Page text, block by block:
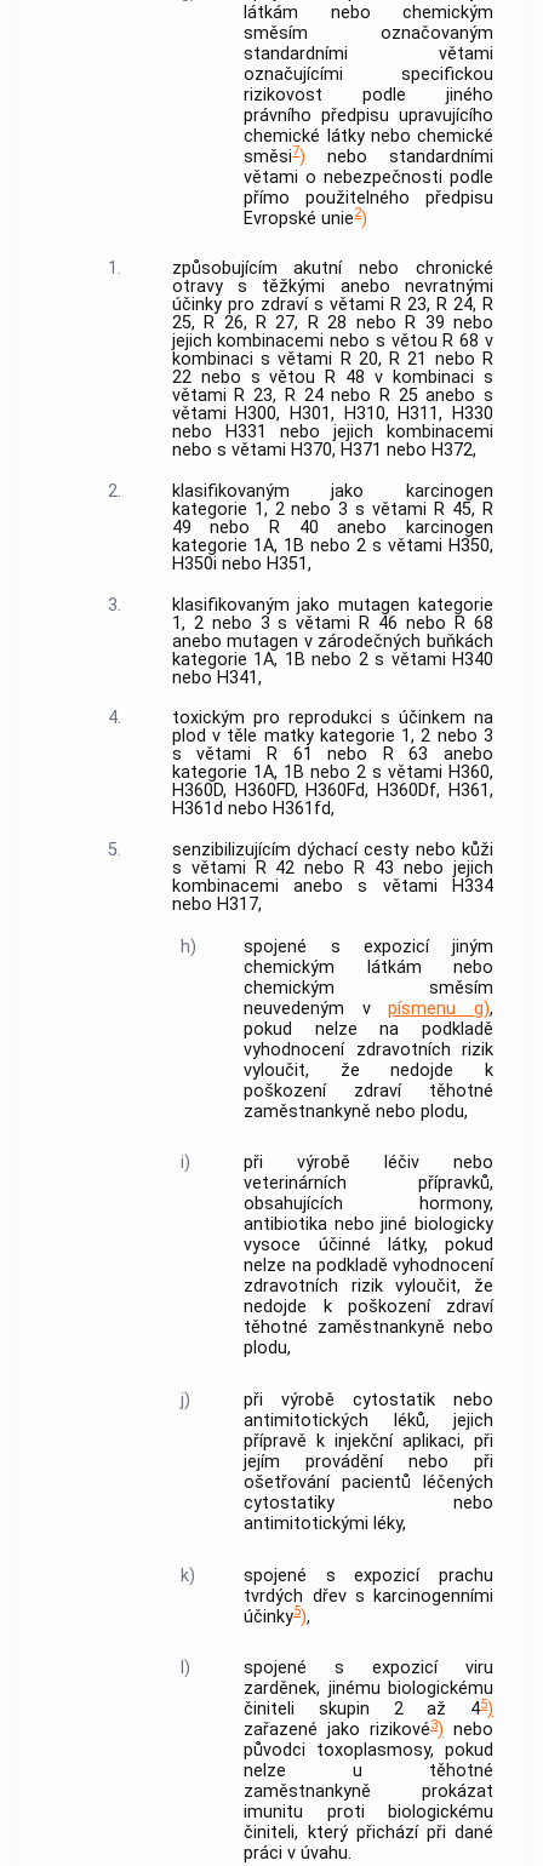
látkám nebo chemickým
směsím označovaným
standardními větami
označujícími specifickou
rizikovost podle jiného
právního předpisu upravujícího
chemické látky nebo chemické
směsi7) nebo standardními
větami o nebezpečnosti podle
přímo použitelného předpisu
Evropské unie2)
1.
způsobujícím akutní nebo chronické
otravy s těžkými anebo nevratnými
účinky pro zdraví s větami R 23, R 24, R
25, R 26, R 27, R 28 nebo R 39 nebo
jejich kombinacemi nebo s větou R 68 v
kombinaci s větami R 20, R 21 nebo R
22 nebo s větou R 48 v kombinaci s
větami R 23, R 24 nebo R 25 anebo s
větami H300, H301, H310, H311, H330
nebo H331 nebo jejich kombinacemi
nebo s větami H370, H371 nebo H372,
2.
klasifikovaným jako karcinogen
kategorie 1, 2 nebo 3 s větami R 45, R
49 nebo R 40 anebo karcinogen
kategorie 1A, 1B nebo 2 s větami H350,
H350i nebo H351,
3.
klasifikovaným jako mutagen kategorie
1, 2 nebo 3 s větami R 46 nebo R 68
anebo mutagen v zárodečných buňkách
kategorie 1A, 1B nebo 2 s větami H340
nebo H341,
4.
toxickým pro reprodukci s účinkem na
plod v těle matky kategorie 1, 2 nebo 3
s větami R 61 nebo R 63 anebo
kategorie 1A, 1B nebo 2 s větami H360,
H360D, H360FD, H360Fd, H360Df, H361,
H361d nebo H361fd,
5.
senzibilizujícím dýchací cesty nebo kůži
s větami R 42 nebo R 43 nebo jejich
kombinacemi anebo s větami H334
nebo H317,
h)
spojené s expozicí jiným
chemickým látkám nebo
chemickým směsím
neuvedeným vpísmenu g),
pokud nelze na podkladě
vyhodnocení zdravotních rizik
vyloučit, že nedojde k
poškození zdraví těhotné
zaměstnankyně nebo plodu,
i)
při výrobě léčiv nebo
veterinárních přípravků,
obsahujících hormony,
antibiotika nebo jiné biologicky
vysoce účinné látky, pokud
nelze na podkladě vyhodnocení
zdravotních rizik vyloučit, že
nedojde k poškození zdraví
těhotné zaměstnankyně nebo
plodu,
j)
při výrobě cytostatik nebo
antimitotických léků, jejich
přípravě k injekční aplikaci, při
jejím provádění nebo při
ošetřování pacientů léčených
cytostatiky nebo
antimitotickými léky,
k)
spojené s expozicí prachu
tvrdých dřev s karcinogenními
účinky5),
l)
spojené s expozicí viru
zarděnek, jinému biologickému
činiteli skupin 2 až 45)
zařazené jako rizikové3) nebo
původci toxoplasmosy, pokud
nelze u těhotné
zaměstnankyně prokázat
imunitu proti biologickému
činiteli, který přichází při dané
práci v úvahu.